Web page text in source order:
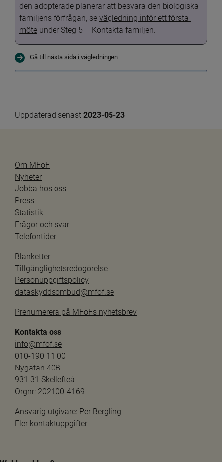
den adopterade planerar att besvara den biologiska
familjens förfrågan, se vägledning inför ett första
möte under Steg 5 – Kontakta familjen.
Gå till nästa sida i vägledningen
Uppdaterad senast 2023-05-23
Om MFoF
Nyheter
Jobba hos oss
Press
Statistik
Frågor och svar
Telefontider
Blanketter
Tillgänglighetsredogörelse
Personuppgiftspolicy
dataskyddsombud@mfof.se
Prenumerera på MFoFs nyhetsbrev
Kontakta oss
info@mfof.se
010-190 11 00
Nygatan 40B
931 31 Skellefteå
Orgnr: 202100-4169
Ansvarig utgivare: Per Bergling
Fler kontaktuppgifter